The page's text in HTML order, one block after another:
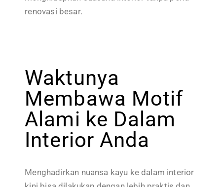
renovasi besar.
Waktunya
Membawa Motif
Alami ke Dalam
Interior Anda
Menghadirkan nuansa kayu ke dalam interior